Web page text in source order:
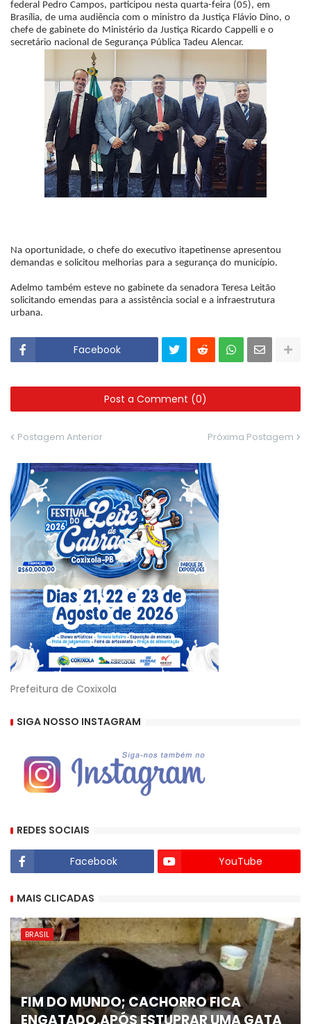
federal Pedro Campos, participou nesta quarta-feira (05), em
Brasília, de uma audiência com o ministro da Justiça Flávio Dino, o
chefe de gabinete do Ministério da Justiça Ricardo Cappelli e o
secretário nacional de Segurança Pública Tadeu Alencar.
Na oportunidade, o chefe do executivo itapetinense apresentou
demandas e solicitou melhorias para a segurança do município.
Adelmo também esteve no gabinete da senadora Teresa Leitão
solicitando emendas para a assistência social e a infraestrutura
urbana.
Facebook
Post a Comment (0)
Postagem Anterior Próxima Postagem
Prefeitura de Coxixola
SIGA NOSSO INSTAGRAM
REDES SOCIAIS
Facebook YouTube
MAIS CLICADAS
BRASIL
FIM DO MUNDO; CACHORRO FICA
ENGATADO,APÓS ESTUPRAR UMA GATA